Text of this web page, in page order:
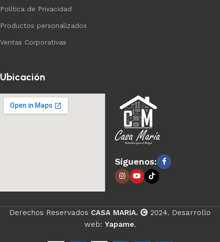
Política de Privacidad
Productos personalizados
Ventas Corporativas
Ubicación
Síguenos:
Derechos Reservados CASA MARIA.
2024. Desarrollo
web: Yapame.